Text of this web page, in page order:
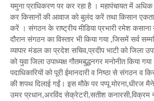
यमुना प्राधिकरण पर कर रहा है । महापंचायत में
कर किसानों की आवाज को बुलंद करें तथा किसान
करें । संगठन के राष्ट्रीय मीडिया प्रभारी रमेश
दौरान संगठन का विस्तार भी किया गया ,जिसमें सर्व
व्यापार मंडल का प्रदेश सचिव,प्रदीप भाटी को जिला
को युवा जिला उपाध्यक्ष गौतमबुद्धनगर मनोनीत किया
पदाधिकारियों को पूरी ईमानदारी व निष्ठा से संगठन व
की शपथ दिलाई गईं। इस मौके पर पप्पू मोरना,धीरज
उमर प्रधान,अरविंद सेक्रेटरी,सतीश कनारसी,विक्रम